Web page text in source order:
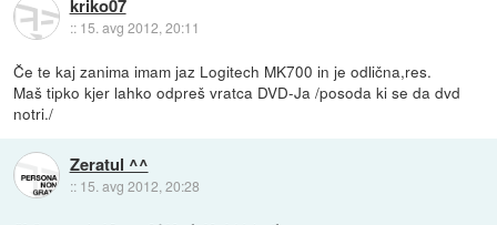
kriko07
:: 15. avg 2012, 20:11
Če te kaj zanima imam jaz Logitech MK700 in je odlična,res.
Maš tipko kjer lahko odpreš vratca DVD-Ja /posoda ki se da dvd
notri./
Zeratul ^^
:: 15. avg 2012, 20:28